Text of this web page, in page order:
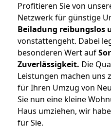
Profitieren Sie von
Netzwerk für günstige
Beiladung reibungslos
vonstattengeht. Dabei
besonderen Wert auf
Zuverlässigkeit. Die
Leistungen machen uns
für Ihren Umzug von
Sie nun eine kleine
Haus umziehen, wir
für Sie.